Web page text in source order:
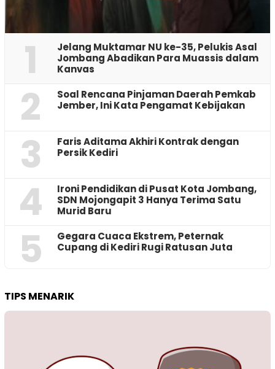
1
Jelang Muktamar NU ke-35, Pelukis Asal
Jombang Abadikan Para Muassis dalam
Kanvas
2
‎Soal Rencana Pinjaman Daerah Pemkab
Jember, Ini Kata Pengamat Kebijakan ‎
3
Faris Aditama Akhiri Kontrak dengan
Persik Kediri
4
Ironi Pendidikan di Pusat Kota Jombang,
SDN Mojongapit 3 Hanya Terima Satu
Murid Baru
5
‎Gegara Cuaca Ekstrem, Peternak
Cupang di Kediri Rugi Ratusan Juta
TIPS MENARIK